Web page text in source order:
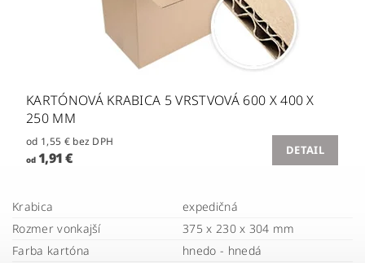
KARTÓNOVÁ KRABICA 5 VRSTVOVÁ 600 X 400 X
250 MM
od 1,55 € bez DPH
od1,91 € DETAIL
Krabica
expedičná
Rozmer vonkajší
375 x 230 x 304 mm
Farba kartóna
hnedo - hnedá